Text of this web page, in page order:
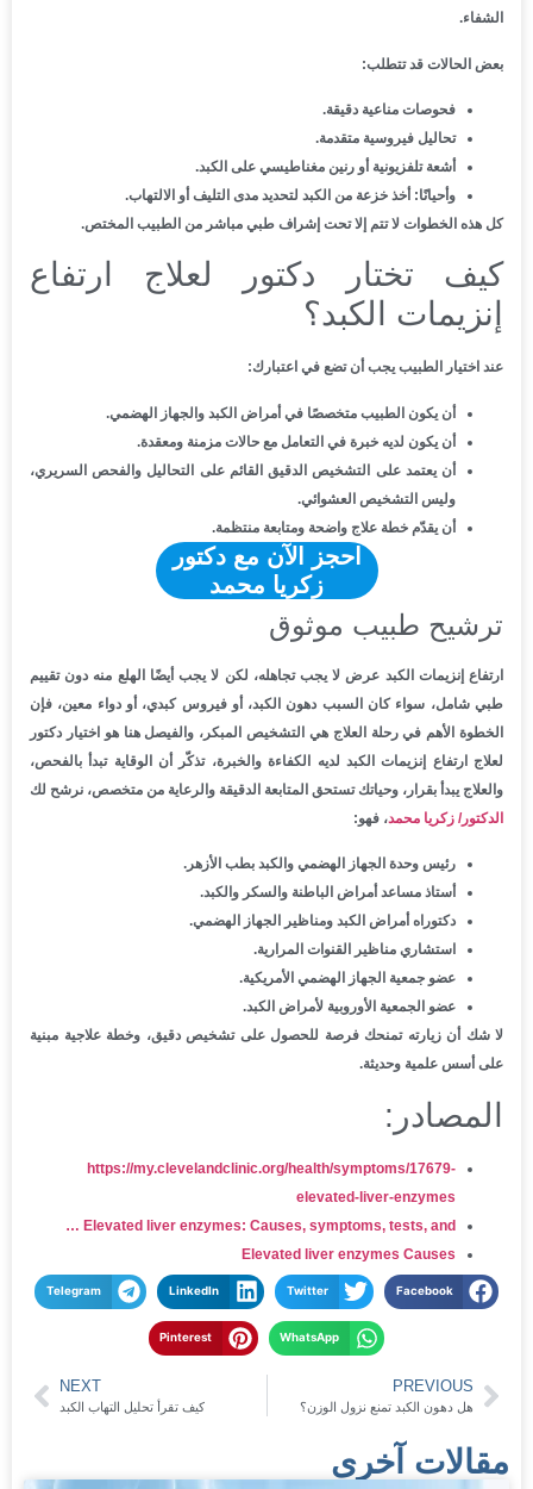
الشفاء.
بعض الحالات قد تتطلب:
فحوصات مناعية دقيقة.
تحاليل فيروسية متقدمة.
أشعة تلفزيونية أو رنين مغناطيسي على الكبد.
وأحيانًا: أخذ خزعة من الكبد لتحديد مدى التليف أو الالتهاب.
كل هذه الخطوات لا تتم إلا تحت إشراف طبي مباشر من الطبيب المختص.
كيف تختار دكتور لعلاج ارتفاع
إنزيمات الكبد؟
عند اختيار الطبيب يجب أن تضع في اعتبارك:
أن يكون الطبيب متخصصًا في أمراض الكبد والجهاز الهضمي.
أن يكون لديه خبرة في التعامل مع حالات مزمنة ومعقدة.
أن يعتمد على التشخيص الدقيق القائم على التحاليل والفحص السريري،
وليس التشخيص العشوائي.
أن يقدّم خطة علاج واضحة ومتابعة منتظمة.
احجز الآن مع دكتور
زكريا محمد
ترشيح طبيب موثوق
ارتفاع إنزيمات الكبد عرض لا يجب تجاهله، لكن لا يجب أيضًا الهلع منه دون تقييم
طبي شامل، سواء كان السبب دهون الكبد، أو فيروس كبدي، أو دواء معين، فإن
الخطوة الأهم في رحلة العلاج هي التشخيص المبكر، والفيصل هنا هو اختيار دكتور
لعلاج ارتفاع إنزيمات الكبد لديه الكفاءة والخبرة، تذكّر أن الوقاية تبدأ بالفحص،
والعلاج يبدأ بقرار، وحياتك تستحق المتابعة الدقيقة والرعاية من متخصص، نرشح لك
الدكتور/ زكريا محمد، فهو:
رئيس وحدة الجهاز الهضمي والكبد بطب الأزهر.
أستاذ مساعد أمراض الباطنة والسكر والكبد.
دكتوراه أمراض الكبد ومناظير الجهاز الهضمي.
استشاري مناظير القنوات المرارية.
عضو جمعية الجهاز الهضمي الأمريكية.
عضو الجمعية الأوروبية لأمراض الكبد.
لا شك أن زيارته تمنحك فرصة للحصول على تشخيص دقيق، وخطة علاجية مبنية
على أسس علمية وحديثة.
المصادر:
https://my.clevelandclinic.org/health/symptoms/17679-
elevated-liver-enzymes
Elevated liver enzymes: Causes, symptoms, tests, and …
Elevated liver enzymes Causes
Facebook
Twitter
LinkedIn
Telegram
WhatsApp
Pinterest
PREVIOUS
هل دهون الكبد تمنع نزول الوزن؟
NEXT
كيف تقرأ تحليل التهاب الكبد
مقالات آخرى